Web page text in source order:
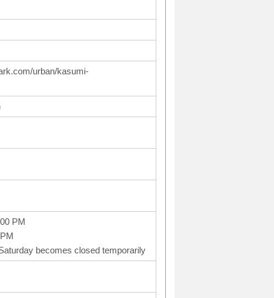
urban/kasumi-
PM
becomes closed temporarily